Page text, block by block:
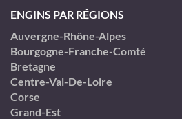
ENGINS PAR RÉGIONS
Auvergne-Rhône-Alpes
Bourgogne-Franche-Comté
Bretagne
Centre-Val-De-Loire
Corse
Grand-Est